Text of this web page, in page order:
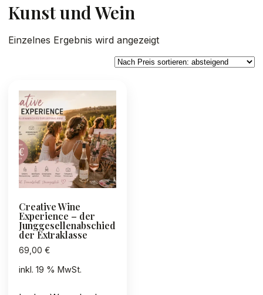
Kunst und Wein
Einzelnes Ergebnis wird angezeigt
Creative Wine
Experience – der
Junggesellenabschied
der Extraklasse
69,00 €
inkl. 19 % MwSt.